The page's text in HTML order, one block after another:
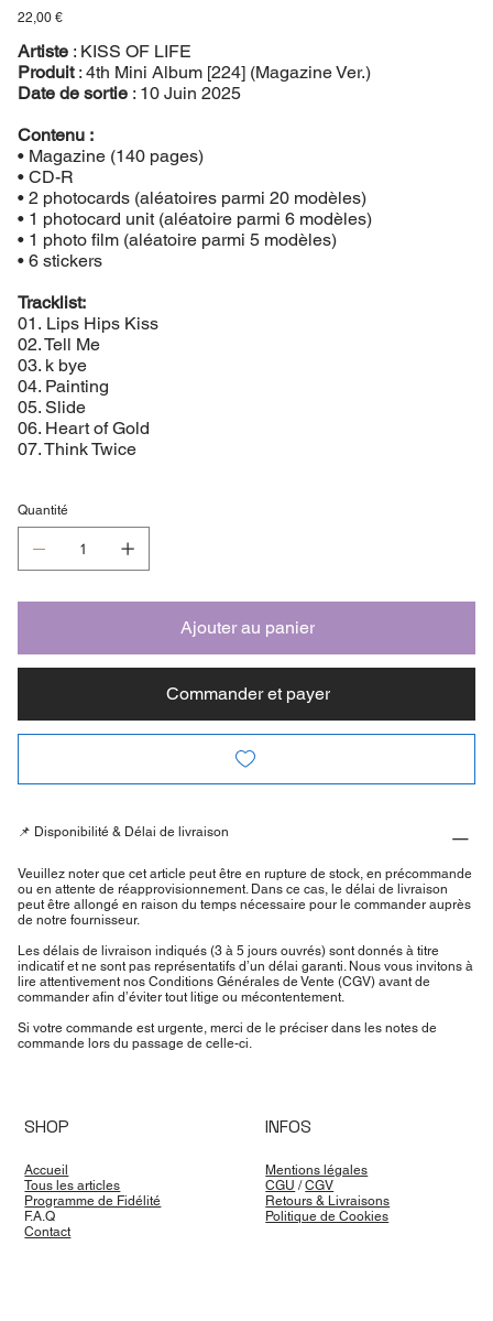
Prix
22,00 €
Artiste: KISS OF LIFE
Produit: 4th Mini Album [224] (Magazine Ver.)
Date de sortie: 10 Juin 2025
Contenu :
• Magazine (140 pages)
• CD-R
• 2 photocards (aléatoires parmi 20 modèles)
• 1 photocard unit (aléatoire parmi 6 modèles)
• 1 photo film (aléatoire parmi 5 modèles)
• 6 stickers
Tracklist:
01. Lips Hips Kiss
02. Tell Me
03. k bye
04. Painting
05. Slide
06. Heart of Gold
07. Think Twice
Quantité
Ajouter au panier
Commander et payer
📌 Disponibilité & Délai de livraison
Veuillez noter que cet article peut être en rupture de stock, en précommande
ou en attente de réapprovisionnement. Dans ce cas, le délai de livraison
peut être allongé en raison du temps nécessaire pour le commander auprès
de notre fournisseur.
Les délais de livraison indiqués (3 à 5 jours ouvrés) sont donnés à titre
indicatif et ne sont pas représentatifs d’un délai garanti. Nous vous invitons à
lire attentivement nos Conditions Générales de Vente (CGV) avant de
commander afin d’éviter tout litige ou mécontentement.
Si votre commande est urgente, merci de le préciser dans les notes de
commande lors du passage de celle-ci.
SHOP
Accueil
Tous les articles
Programme de Fidélité
F.A.Q
Contact
INFOS
Mentions légales
CGU /CGV
Retours & Livraisons
Politique de Cookies